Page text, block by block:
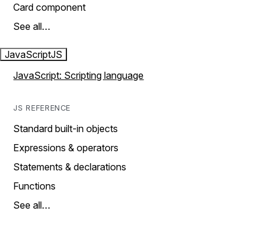
Card component
See all…
JavaScriptJS
JavaScript: Scripting language
JS REFERENCE
Standard built-in objects
Expressions & operators
Statements & declarations
Functions
See all…